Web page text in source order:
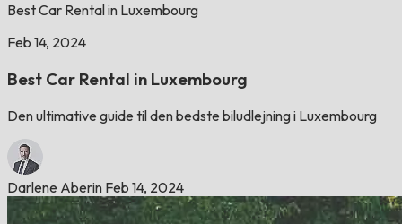
Best Car Rental in Luxembourg
Feb 14, 2024
Best Car Rental in Luxembourg
Den ultimative guide til den bedste biludlejning i Luxembourg
Darlene Aberin Feb 14, 2024